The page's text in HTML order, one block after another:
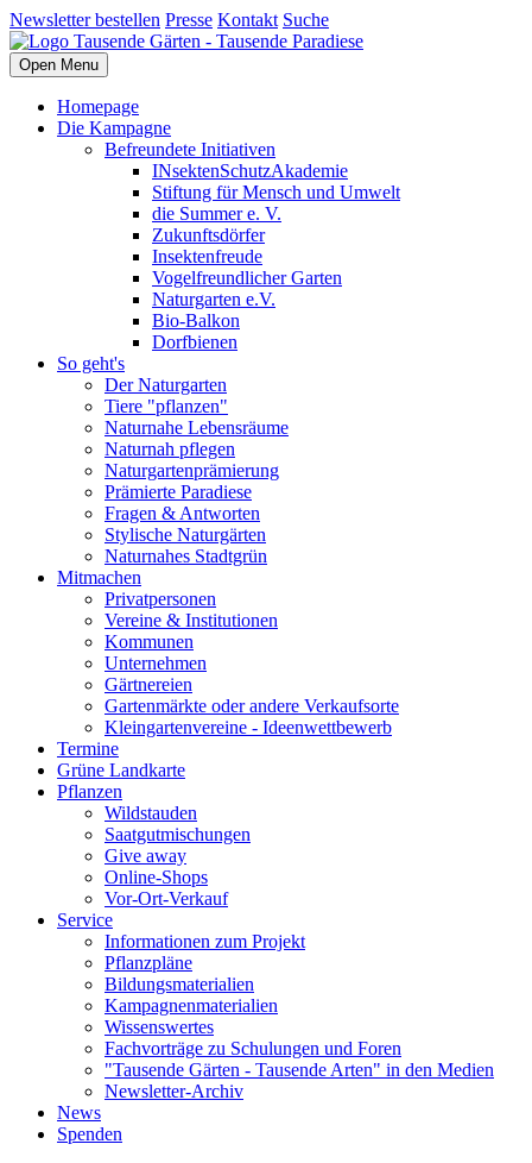
Newsletter bestellen Presse Kontakt Suche
Open Menu
Homepage
Die Kampagne
Befreundete Initiativen
INsektenSchutzAkademie
Stiftung für Mensch und Umwelt
die Summer e. V.
Zukunftsdörfer
Insektenfreude
Vogelfreundlicher Garten
Naturgarten e.V.
Bio-Balkon
Dorfbienen
So geht's
Der Naturgarten
Tiere "pflanzen"
Naturnahe Lebensräume
Naturnah pflegen
Naturgartenprämierung
Prämierte Paradiese
Fragen & Antworten
Stylische Naturgärten
Naturnahes Stadtgrün
Mitmachen
Privatpersonen
Vereine & Institutionen
Kommunen
Unternehmen
Gärtnereien
Gartenmärkte oder andere Verkaufsorte
Kleingartenvereine - Ideenwettbewerb
Termine
Grüne Landkarte
Pflanzen
Wildstauden
Saatgutmischungen
Give away
Online-Shops
Vor-Ort-Verkauf
Service
Informationen zum Projekt
Pflanzpläne
Bildungsmaterialien
Kampagnenmaterialien
Wissenswertes
Fachvorträge zu Schulungen und Foren
"Tausende Gärten - Tausende Arten" in den Medien
Newsletter-Archiv
News
Spenden